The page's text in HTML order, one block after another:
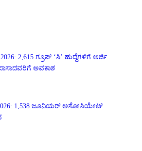
2,615 ಗ್ರೂಪ್ ‘ಸಿ’ ಹುದ್ದೆಗಳಿಗೆ ಅರ್ಜಿ
ಅವಕಾಶ
2026: 1,538 ಜೂನಿಯರ್ ಅಸೋಸಿಯೇಟ್